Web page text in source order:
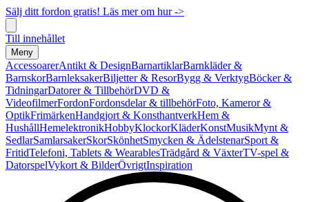
Sälj ditt fordon gratis! Läs mer om hur ->
Till innehållet
Meny
AccessoarerAntikt & DesignBarnartiklarBarnkläder &
BarnskorBarnleksakerBiljetter & ResorBygg & VerktygBöcker &
TidningarDatorer & TillbehörDVD &
VideofilmerFordonFordonsdelar & tillbehörFoto, Kameror &
OptikFrimärkenHandgjort & KonsthantverkHem &
HushållHemelektronikHobbyKlockorKläderKonstMusikMynt &
SedlarSamlarsakerSkorSkönhetSmycken & ÄdelstenarSport &
FritidTelefoni, Tablets & WearablesTrädgård & VäxterTV-spel &
DatorspelVykort & BilderÖvrigtInspiration